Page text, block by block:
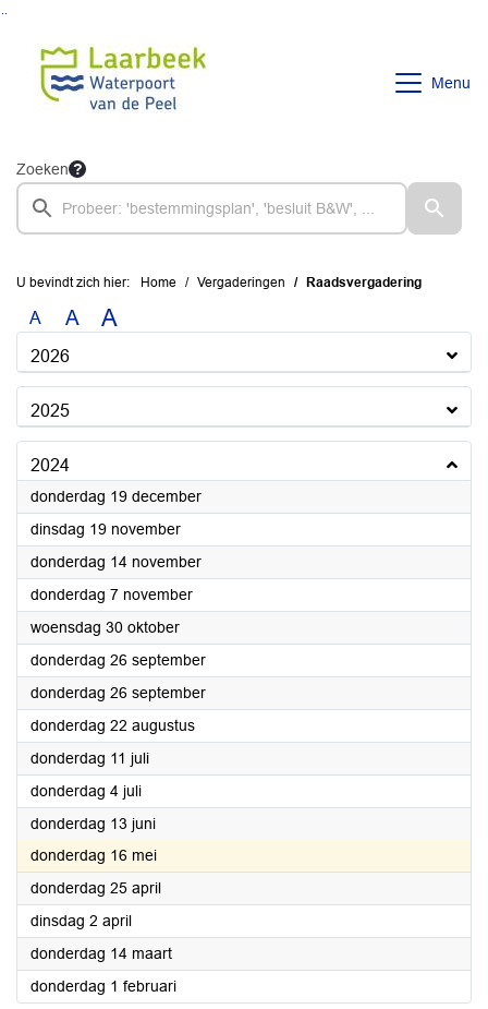
Menu
Zoeken
U bevindt zich hier: Home Vergaderingen Raadsvergadering
A A A
2026
2025
2024
donderdag 19 december2024
dinsdag 19 november2024
donderdag 14 november2024
donderdag 7 november2024
woensdag 30 oktober2024
donderdag 26 september2024
donderdag 26 september2024
donderdag 22 augustus2024
donderdag 11 juli2024
donderdag 4 juli2024
donderdag 13 juni2024
donderdag 16 mei2024
donderdag 25 april2024
dinsdag 2 april2024
donderdag 14 maart2024
donderdag 1 februari2024